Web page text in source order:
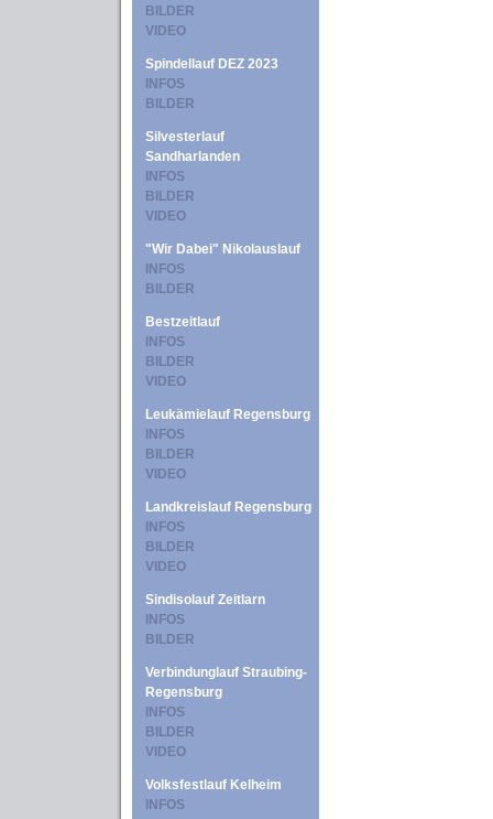
BILDER
VIDEO
Spindellauf DEZ 2023
INFOS
BILDER
Silvesterlauf
Sandharlanden
INFOS
BILDER
VIDEO
"Wir Dabei" Nikolauslauf
INFOS
BILDER
Bestzeitlauf
INFOS
BILDER
VIDEO
Leukämielauf Regensburg
INFOS
BILDER
VIDEO
Landkreislauf Regensburg
INFOS
BILDER
VIDEO
Sindisolauf Zeitlarn
INFOS
BILDER
Verbindunglauf Straubing-
Regensburg
INFOS
BILDER
VIDEO
Volksfestlauf Kelheim
INFOS